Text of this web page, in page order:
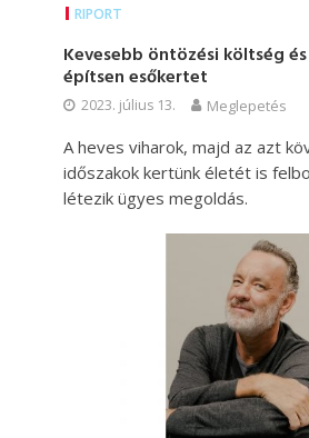
RIPORT
Kevesebb öntözési költség
építsen esőkertet
2023. július 13. Meglepetés
A heves viharok, majd az azt
időszakok kertünk életét is
létezik ügyes megoldás.